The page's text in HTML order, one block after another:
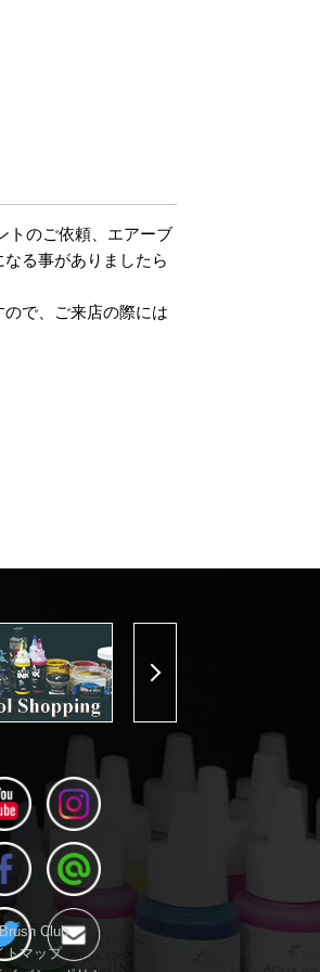
トのご依頼、エアーブ
る事がありましたら
で、ご来店の際には
Club
トマップ